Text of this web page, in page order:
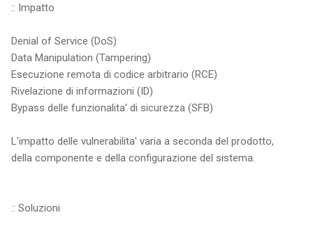
:: Impatto
Denial of Service (DoS)
Data Manipulation (Tampering)
Esecuzione remota di codice arbitrario (RCE)
Rivelazione di informazioni (ID)
Bypass delle funzionalita' di sicurezza (SFB)
L'impatto delle vulnerabilita' varia a seconda del prodotto,
della componente e della configurazione del sistema.
:: Soluzioni